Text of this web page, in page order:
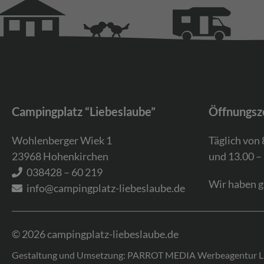
Campingplatz “Liebeslaube”
Wohlenberger Wiek 1
23968Hohenkirchen
038428 – 60 219
info@campingplatz-liebeslaube.de
Täglich von
und 13.00
Wir haben
© 2026 campingplatz-liebeslaube.de
Gestaltung und Umsetzung: PARROT MEDIA Werbeagentur